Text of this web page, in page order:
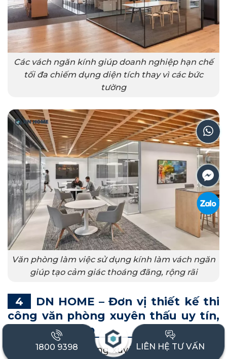
Các vách ngăn kính giúp doanh nghiệp hạn chế
tối đa chiếm dụng diện tích thay vì các bức
tường
Văn phòng làm việc sử dụng kính làm vách ngăn
giúp tạo cảm giác thoáng đãng, rộng rãi
DN HOME – Đơn vị thiết kế thi
công văn phòng xuyên thấu uy tín,
chuyên nghiệp
Để sở hữu văn phòng xuyên thấu hiện đại và
1800 9398 LIÊN HỆ TƯ VẤN